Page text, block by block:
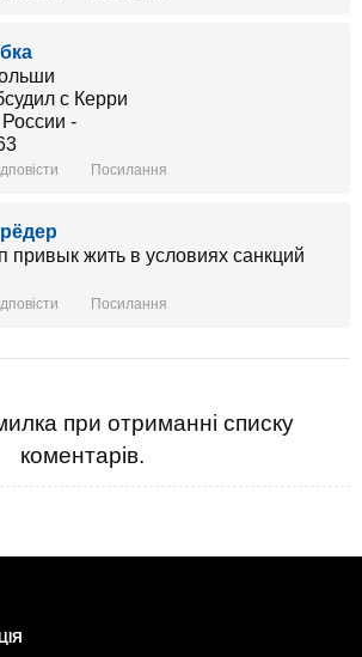
Посилання
привык жить в условиях санкций
Посилання
при отриманні списку
коментарів.